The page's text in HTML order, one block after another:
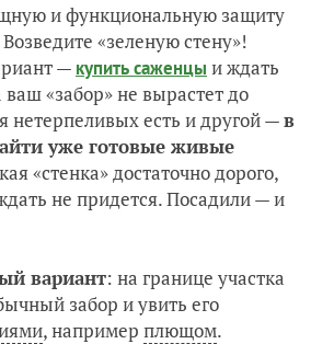
и функциональную защиту
«зеленую стену»!
— купить саженцы и ждать
ваш «забор» не вырастет до
нетерпеливых есть и другой —в
уже готовые живые
«стенка» достаточно дорого,
не придется. Посадили — и
вариант: на границе участка
забор и увить его
, например плющом.